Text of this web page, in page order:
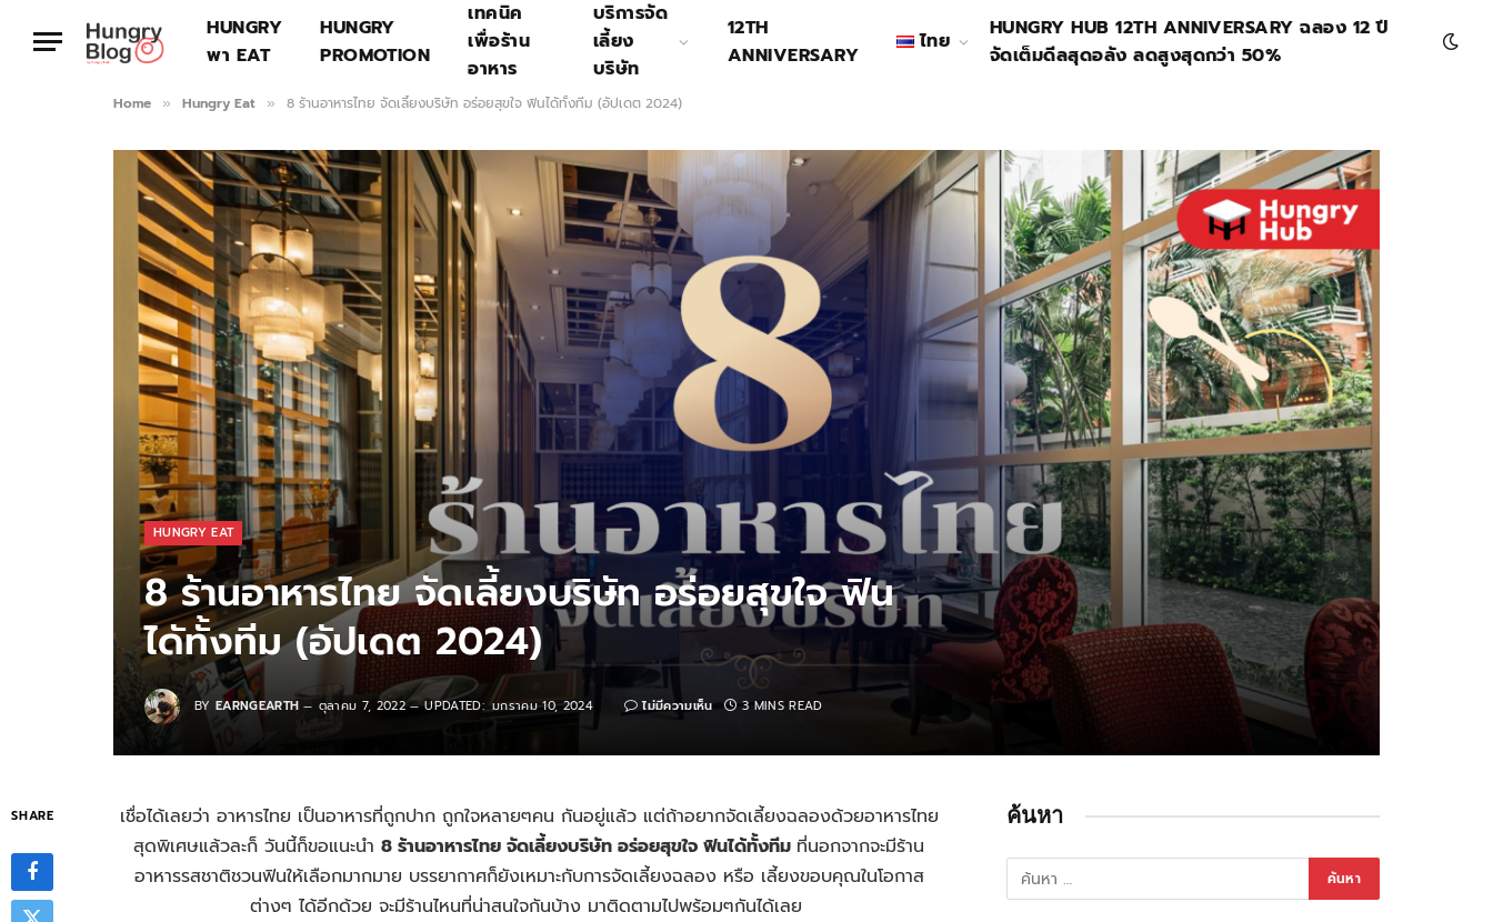
HUNGRY
พา EAT
HUNGRY
PROMOTION
เทคนิค
เพื่อร้าน
อาหาร
บริการจัด
เลี้ยง
บริษัท
12TH
ANNIVERSARY
ไทย
HUNGRY HUB 12TH ANNIVERSARY ฉลอง 12 ปี
จัดเต็มดีลสุดอลัง ลดสูงสุดกว่า 50%
Home » Hungry Eat » 8 ร้านอาหารไทย จัดเลี้ยงบริษัท อร่อยสุขใจ ฟินไดัทั้งทีม (อัปเดต 2024)
HUNGRY EAT
8 ร้านอาหารไทย จัดเลี้ยงบริษัท อร่อยสุขใจ ฟิน
ไดัทั้งทีม (อัปเดต 2024)
BY EARNGEARTH ตุลาคม 7, 2022 UPDATED: มกราคม 10, 2024 ไม่มีความเห็น 3 MINS READ
SHARE
เชื่อได้เลยว่า อาหารไทย เป็นอาหารที่ถูกปาก ถูกใจหลายๆคน กันอยู่แล้ว แต่ถ้าอยากจัดเลี้ยงฉลองด้วยอาหารไทย
สุดพิเศษแล้วละก็ วันนี้ก็ขอแนะนำ 8 ร้านอาหารไทย จัดเลี้ยงบริษัท อร่อยสุขใจ ฟินได้ทั้งทีม ที่นอกจากจะมีร้าน
อาหารรสชาติชวนฟินให้เลือกมากมาย บรรยากาศก็ยังเหมาะกับการจัดเลี้ยงฉลอง หรือ เลี้ยงขอบคุณในโอกาส
ต่างๆ ได้อีกด้วย จะมีร้านไหนที่น่าสนใจกันบ้าง มาติดตามไปพร้อมๆกันได้เลย
ค้นหา